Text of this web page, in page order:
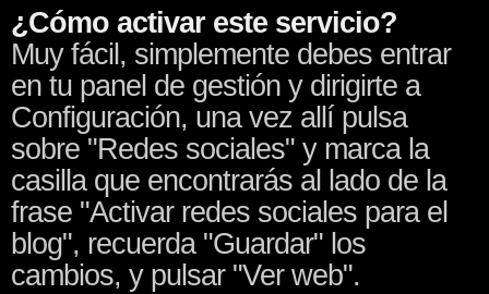
¿Cómo activar este servicio?
Muy fácil, simplemente debes entrar
en tu panel de gestión y dirigirte a
Configuración, una vez allí pulsa
sobre "Redes sociales" y marca la
casilla que encontrarás al lado de la
frase "Activar redes sociales para el
blog", recuerda "Guardar" los
cambios, y pulsar "Ver web".